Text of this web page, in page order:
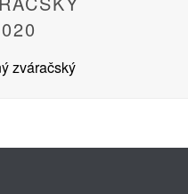
zváračský